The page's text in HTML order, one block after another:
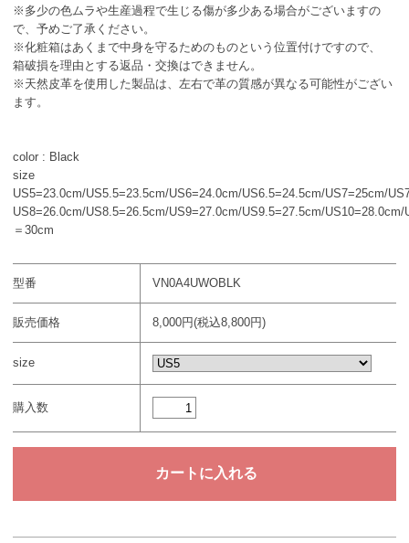
※多少の色ムラや生産過程で生じる傷が多少ある場合がございますの
で、予めご了承ください。
※化粧箱はあくまで中身を守るためのものという位置付けですので、
箱破損を理由とする返品・交換はできません。
※天然皮革を使用した製品は、左右で革の質感が異なる可能性がござい
ます。
color : Black
size
US5=23.0cm/US5.5=23.5cm/US6=24.0cm/US6.5=24.5cm/US7=25cm/
US8=26.0cm/US8.5=26.5cm/US9=27.0cm/US9.5=27.5cm/
＝30cm
型番 VN0A4UWOBLK
販売価格 8,000円(税込8,800円)
size
購入数